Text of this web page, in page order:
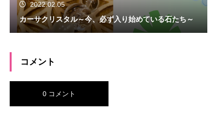
2022.02.05
カーサクリスタル～今、必ず入り始めている石たち～
コメント
0 コメント